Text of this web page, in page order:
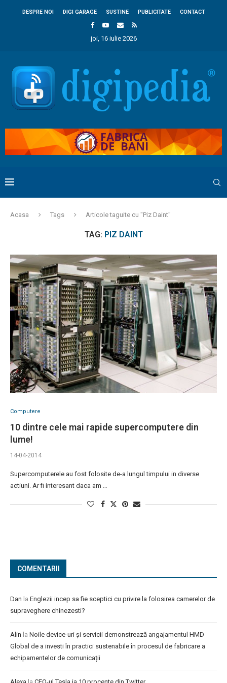
DESPRE NOI DIGI GARAGE SUSTINE PUBLICITATE CONTACT
joi, 16 iulie 2026
Acasa Tags Articole taguite cu "Piz Daint"
TAG: PIZ DAINT
Computere
10 dintre cele mai rapide supercomputere din
lume!
14-04-2014
Supercomputerele au fost folosite de-a lungul timpului in diverse
actiuni. Ar fi interesant daca am …
COMENTARII
Dan la Englezii incep sa fie sceptici cu privire la folosirea camerelor de
supraveghere chinezesti?
Alin la Noile device-uri și servicii demonstrează angajamentul HMD
Global de a investi în practici sustenabile în procesul de fabricare a
echipamentelor de comunicații